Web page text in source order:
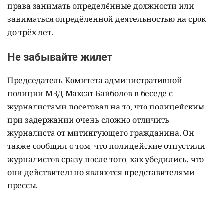
права занимать определённые должности или
заниматься опредёленной деятельностью на срок
до трёх лет.
Не забывайте жилет
Председатель Комитета административной
полиции МВД Максат Байболов в беседе с
журналистами посетовал на то, что полицейским
при задержании очень сложно отличить
журналиста от митингующего гражданина. Он
также сообщил о том, что полицейские отпустили
журналистов сразу после того, как убедились, что
они действительно являются представителями
прессы.